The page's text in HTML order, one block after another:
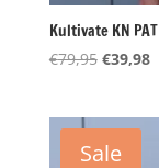
Kultivate KN
€79,95
€79,95.
€39,98
Sale